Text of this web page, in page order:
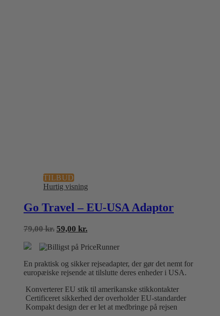
TILBUD
Hurtig visning
Go Travel – EU-USA Adaptor
79,00kr. Den
pris
79,00 kr..
59,00 kr.Den
pris
59,00 kr..
En praktisk og sikker rejseadapter, der gør det nemt for
europæiske rejsende at tilslutte deres enheder i USA.
Konverterer EU stik til amerikanske stikkontakter
Certificeret sikkerhed der overholder EU-standarder
Kompakt design der er let at medbringe på rejsen